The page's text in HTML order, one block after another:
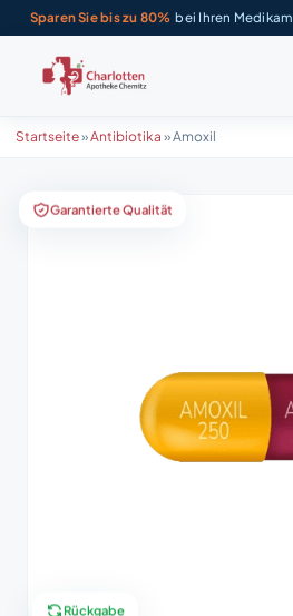
Sparen Sie bis zu 80% bei Ihren
Startseite»Antibiotika »Amoxil
Garantierte Qualität
Rückgabe